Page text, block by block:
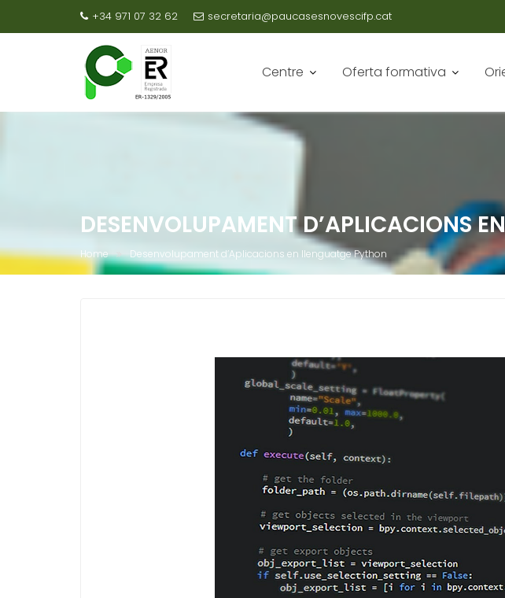
+34 971 07 32 62 secretaria@paucasesnovescifp.cat
Centre Oferta formativa
DESENVOLUPAMENT D’APLICACIONS
Home Desenvolupament d’Aplicacions en llenguatge Python